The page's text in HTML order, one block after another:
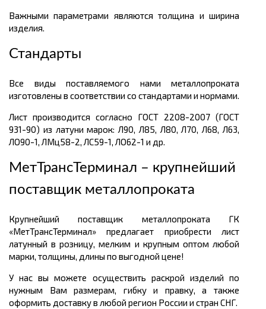
Важными параметрами являются толщина и ширина
изделия.
Стандарты
Все виды поставляемого нами металлопроката
изготовлены в соответствии со стандартами и нормами.
Лист производится согласно ГОСТ 2208-2007 (ГОСТ
931-90) из латуни марок: Л90, Л85, Л80, Л70, Л68, Л63,
ЛО90-1, ЛМц58-2, ЛС59-1, ЛО62-1 и др.
МетТрансТерминал – крупнейший
поставщик металлопроката
Крупнейший поставщик металлопроката ГК
«МетТрансТерминал» предлагает приобрести лист
латунный в розницу, мелким и крупным оптом любой
марки, толщины, длины по выгодной цене!
У нас вы можете осуществить раскрой изделий по
нужным Вам размерам, гибку и правку, а также
оформить доставку в любой регион России и стран СНГ.